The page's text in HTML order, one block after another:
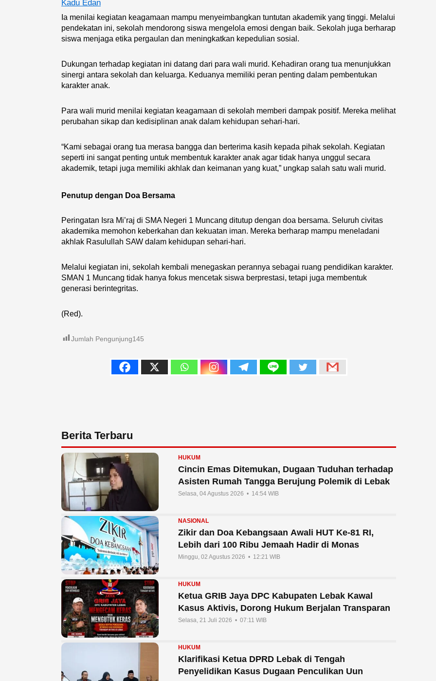
Kadu Edan
Ia menilai kegiatan keagamaan mampu menyeimbangkan tuntutan akademik yang tinggi. Melalui
pendekatan ini, sekolah mendorong siswa mengelola emosi dengan baik. Sekolah juga berharap
siswa menjaga etika pergaulan dan meningkatkan kepedulian sosial.
Dukungan terhadap kegiatan ini datang dari para wali murid. Kehadiran orang tua menunjukkan
sinergi antara sekolah dan keluarga. Keduanya memiliki peran penting dalam pembentukan
karakter anak.
Para wali murid menilai kegiatan keagamaan di sekolah memberi dampak positif. Mereka melihat
perubahan sikap dan kedisiplinan anak dalam kehidupan sehari-hari.
“Kami sebagai orang tua merasa bangga dan berterima kasih kepada pihak sekolah. Kegiatan
seperti ini sangat penting untuk membentuk karakter anak agar tidak hanya unggul secara
akademik, tetapi juga memiliki akhlak dan keimanan yang kuat,” ungkap salah satu wali murid.
Penutup dengan Doa Bersama
Peringatan Isra Mi’raj di SMA Negeri 1 Muncang ditutup dengan doa bersama. Seluruh civitas
akademika memohon keberkahan dan kekuatan iman. Mereka berharap mampu meneladani
akhlak Rasulullah SAW dalam kehidupan sehari-hari.
Melalui kegiatan ini, sekolah kembali menegaskan perannya sebagai ruang pendidikan karakter.
SMAN 1 Muncang tidak hanya fokus mencetak siswa berprestasi, tetapi juga membentuk
generasi berintegritas.
(Red).
Jumlah Pengunjung145
Berita Terbaru
HUKUM
Cincin Emas Ditemukan, Dugaan Tuduhan terhadap
Asisten Rumah Tangga Berujung Polemik di Lebak
Selasa, 04 Agustus 2026 • 14:54 WIB
NASIONAL
Zikir dan Doa Kebangsaan Awali HUT Ke-81 RI,
Lebih dari 100 Ribu Jemaah Hadir di Monas
Minggu, 02 Agustus 2026 • 12:21 WIB
HUKUM
Ketua GRIB Jaya DPC Kabupaten Lebak Kawal
Kasus Aktivis, Dorong Hukum Berjalan Transparan
Selasa, 21 Juli 2026 • 07:11 WIB
HUKUM
Klarifikasi Ketua DPRD Lebak di Tengah
Penyelidikan Kasus Dugaan Penculikan Uun